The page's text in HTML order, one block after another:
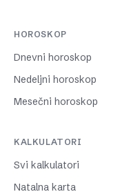
HOROSKOP
Dnevni horoskop
Nedeljni horoskop
Mesečni horoskop
KALKULATORI
Svi kalkulatori
Natalna karta